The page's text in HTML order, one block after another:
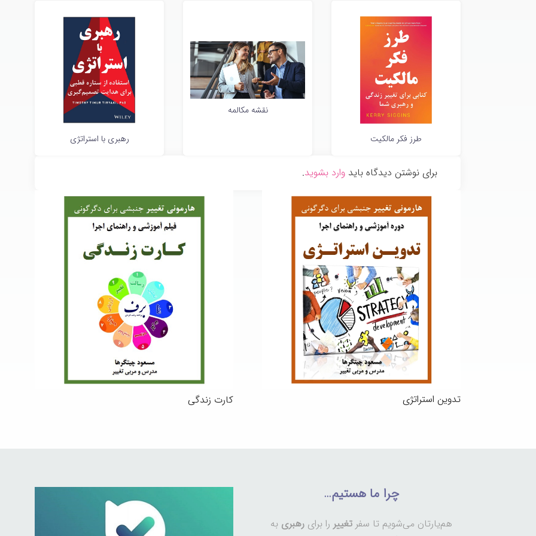
طرز فکر مالکیت
نقشه مکالمه
رهبری با استراتژی
برای نوشتن دیدگاه باید وارد بشوید.
تدوین استراتژی کارت زندگی
چرا ما هستیم…
هم‌یارتان می‌شویم تا سفر تغییر را برای رهبری به